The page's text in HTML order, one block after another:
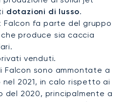
dotazioni di lusso.
Falcon fa parte del gruppo
produce sia caccia
venduti.
Falcon sono ammontate a
nel 2021, in calo rispetto ai
del 2020, principalmente a